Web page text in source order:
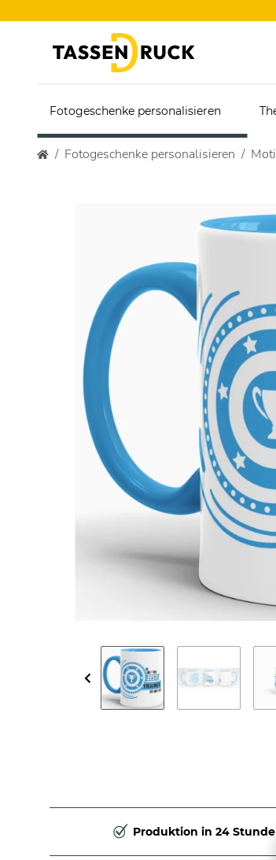
Fotogeschenke personalisieren
Fotogeschenke personalisieren
Produktion in 24